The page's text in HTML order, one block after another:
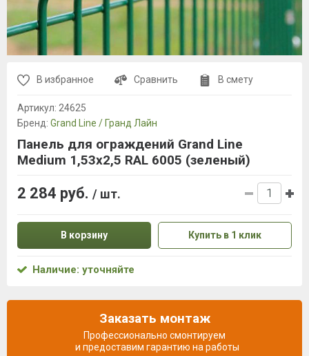
В избранное Сравнить В смету
Артикул: 24625
Бренд: Grand Line / Гранд Лайн
Панель для ограждений Grand Line
Medium 1,53x2,5 RAL 6005 (зеленый)
2 284 руб. / шт.
В корзину Купить в 1 клик
Наличие: уточняйте
Заказать монтаж
Профессионально смонтируем
и предоставим гарантию на работы